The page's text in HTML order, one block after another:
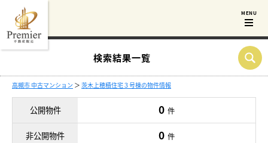
検索結果一覧
高槻市 中古マンション ＞ 茨木上穂積住宅３号棟の物件情報
公開物件 0 件
非公開物件 0 件